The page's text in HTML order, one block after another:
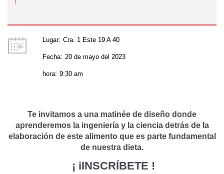
Lugar: Cra. 1 Este 19 A 40
Fecha: 20 de mayo del 2023
hora: 9:30 am
Te invitamos a una matinée de diseño donde
aprenderemos la ingeniería y la ciencia detrás de la
elaboración de este alimento que es parte fundamental
de nuestra dieta.
¡ iINSCRÍBETE !